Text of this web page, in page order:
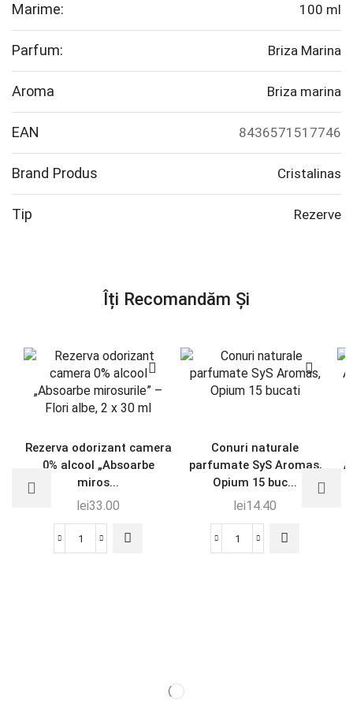
Marime: 100 ml
Parfum: Briza Marina
Aroma Briza marina
EAN 8436571517746
Brand Produs Cristalinas
Tip Rezerve
Îți Recomandăm Și
Rezerva odorizant camera
0% alcool „Absoarbe
miros...
lei33.00
Conuri naturale
parfumate SyS Aromas,
Opium 15 buc...
lei14.40